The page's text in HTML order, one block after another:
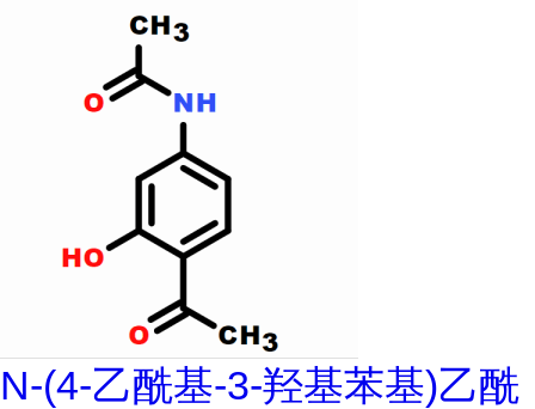
N-(4-乙酰基-3-羟基苯基)乙酰